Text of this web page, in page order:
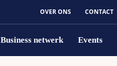
OVER ONS CONTACT
Business netwerk Events